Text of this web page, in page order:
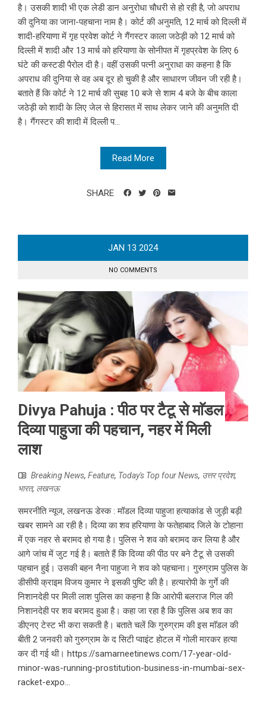
है। उसकी शादी भी एक लेडी डान अनुरोधा चौधरी से हो रही है, जो अपराध
की दुनिया का जाना-पहचाना नाम है। कोर्ट की अनुमति, 12 मार्च को दिल्ली में
शादी-हरियाणा में गृह प्रवेश कोर्ट ने गैंगस्टर काला जठेड़ी को 12 मार्च को
दिल्ली में शादी और 13 मार्च को हरियाणा के सोनीपत में गृहप्रवेश के लिए 6
घंटे की कस्टडी पैरोल दी है। वहीं उसकी पत्नी अनुराधा का कहना है कि
अपराध की दुनिया से वह अब दूर हो चुकी है और साधारण जीवन जी रही है।
बताते हैं कि कोर्ट ने 12 मार्च की सुबह 10 बजे से शाम 4 बजे के बीच काला
जठेड़ी को शादी के लिए जेल से हिरासत में साथ लेकर जाने की अनुमति दी
है। गैंगस्टर की शादी में दिल्ली प...
Read More
SHARE
JAN 13 2024
NO COMMENTS
Divya Pahuja : पीठ पर टैटू से माॅडल
दिव्या पाहुजा की पहचान, नहर में मिली
लाश
Breaking News, Feature, Today's Top four News, उत्तर प्रदेश,
भारत, लखनऊ
समरनीति न्यूज, लखनऊ डेस्क : मॉडल दिव्या पाहुजा हत्याकांड से जुड़ी बड़ी
खबर सामने आ रही है। दिव्या का शव हरियाणा के फतेहाबाद जिले के टोहाना
में एक नहर से बरामद हो गया है। पुलिस ने शव को बरामद कर लिया है और
आगे जांच में जुट गई है। बताते हैं कि दिव्या की पीठ पर बने टैटू से उसकी
पहचान हुई। उसकी बहन नैना पाहुजा ने शव को पहचाना। गुरुग्राम पुलिस के
डीसीपी क्राइम विजय कुमार ने इसकी पुष्टि की है। हत्यारोपी के गुर्गे की
निशानदेही पर मिली लाश पुलिस का कहना है कि आरोपी बलराज गिल की
निशानदेही पर शव बरामद हुआ है। कहा जा रहा है कि पुलिस अब शव का
डीएनए टेस्ट भी करा सकती है। बताते चलें कि गुरुग्राम की इस माॅडल की
बीती 2 जनवरी को गुरुग्राम के द सिटी प्वाइंट होटल में गोली मारकर हत्या
कर दी गई थी। https://samarneetinews.com/17-year-old-
minor-was-running-prostitution-business-in-mumbai-sex-
racket-expo...